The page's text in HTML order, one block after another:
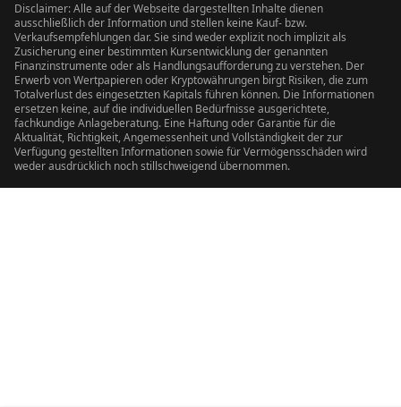
Disclaimer: Alle auf der Webseite dargestellten Inhalte dienen
ausschließlich der Information und stellen keine Kauf- bzw.
Verkaufsempfehlungen dar. Sie sind weder explizit noch implizit als
Zusicherung einer bestimmten Kursentwicklung der genannten
Finanzinstrumente oder als Handlungsaufforderung zu verstehen. Der
Erwerb von Wertpapieren oder Kryptowährungen birgt Risiken, die zum
Totalverlust des eingesetzten Kapitals führen können. Die Informationen
ersetzen keine, auf die individuellen Bedürfnisse ausgerichtete,
fachkundige Anlageberatung. Eine Haftung oder Garantie für die
Aktualität, Richtigkeit, Angemessenheit und Vollständigkeit der zur
Verfügung gestellten Informationen sowie für Vermögensschäden wird
weder ausdrücklich noch stillschweigend übernommen.